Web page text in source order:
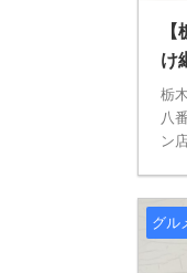
け
栃
八
ン
グル